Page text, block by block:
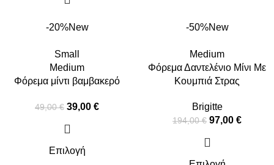
-20%New
Small
Medium
Φόρεμα μίντι βαμβακερό
49,00€ 39,00 €
Επιλογή
-50%New
Medium
Φόρεμα Δαντελένιο Μίνι Με
Κουμπιά Στρας
Brigitte
194,00€ 97,00 €